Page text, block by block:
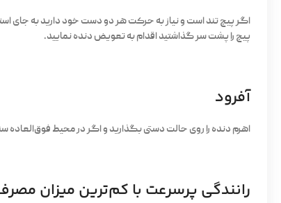
اگر پیچ تند است و نیاز به حرکت هر دو دست خود دارید به جای
پیچ را پشت سر گذاشتید اقدام به تعویض دنده نمایید.
آفرود
اهرم دنده را روی حالت دستی بگذارید و اگر در محیط فوق‌العاده سنگلاخی قرار دارید، از
رانندگی پرسرعت با کم‌ترین میزان